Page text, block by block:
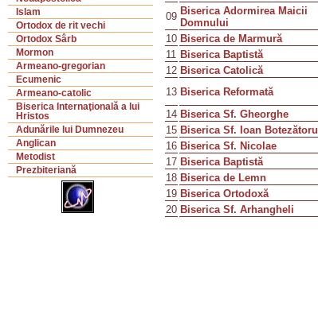
Islam
Ortodox de rit vechi
Ortodox Sârb
Mormon
Armeano-gregorian
Ecumenic
Armeano-catolic
Biserica Internaţională a lui
Hristos
Adunările lui Dumnezeu
Anglican
Metodist
Prezbiteriană
09 Biserica Adormirea Maicii
Domnului
10 Biserica de Marmură
11 Biserica Baptistă
12 Biserica Catolică
13 Biserica Reformată
14 Biserica Sf. Gheorghe
15 Biserica Sf. Ioan Botezătorul
16 Biserica Sf. Nicolae
17 Biserica Baptistă
18 Biserica de Lemn
19 Biserica Ortodoxă
20 Biserica Sf. Arhangheli